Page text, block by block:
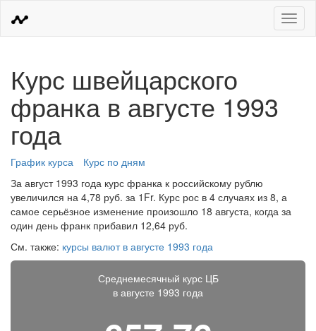
Меню
Курс швейцарского
франка в августе 1993
года
График курса
Курс по дням
За август 1993 года курс франка к российскому рублю
увеличился на 4,78 руб. за 1Fr. Курс рос в 4 случаях из 8, а
самое серьёзное изменение произошло 18 августа, когда за
один день франк прибавил 12,64 руб.
См. также: курсы валют в августе 1993 года
Среднемесячный курс ЦБ
в августе 1993 года